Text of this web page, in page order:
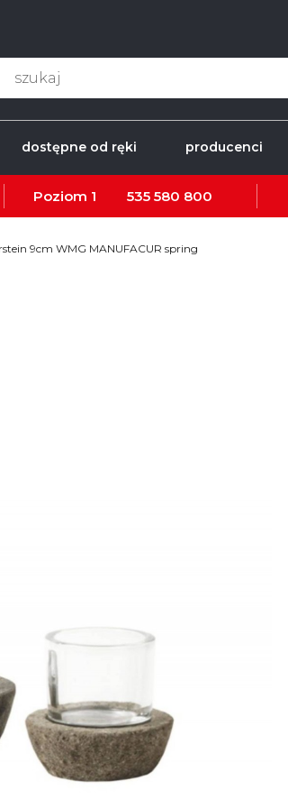
dostępne od ręki producenci
Poziom 1 535 580 800
9cm WMG MANUFACUR spring